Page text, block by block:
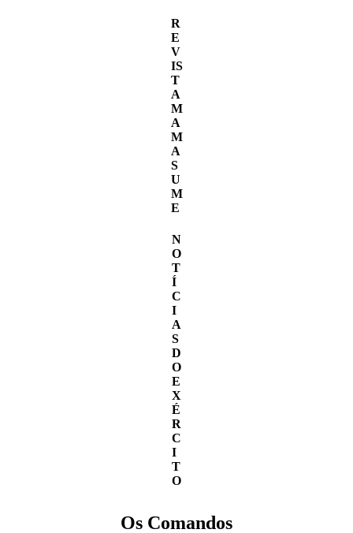
R
E
V
IS
T
A
M
A
M
A
S
U
M
E
N
O
T
Í
C
I
A
S
D
O
E
X
É
R
C
I
T
O
Os Comandos